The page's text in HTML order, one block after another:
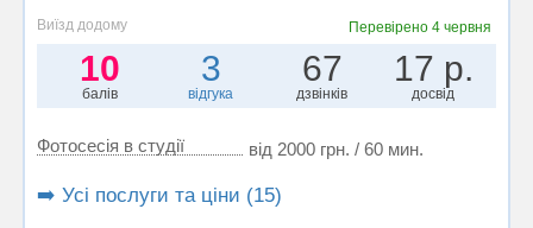
Виїзд додому Перевірено 4 червня
10
балів
3
відгука
67
дзвінків
17 р.
досвід
Фотосесія в студії від 2000 грн. / 60 мин.
➡️ Усі послуги та ціни (15)